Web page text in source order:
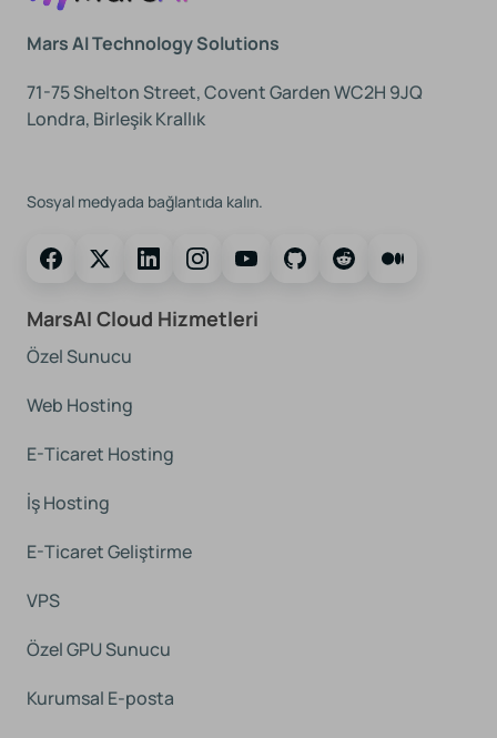
Mars AI Technology Solutions
71-75 Shelton Street, Covent Garden WC2H 9JQ
Londra, Birleşik Krallık
Sosyal medyada bağlantıda kalın.
MarsAI Cloud Hizmetleri
Özel Sunucu
Web Hosting
E-Ticaret Hosting
İş Hosting
E-Ticaret Geliştirme
VPS
Özel GPU Sunucu
Kurumsal E-posta